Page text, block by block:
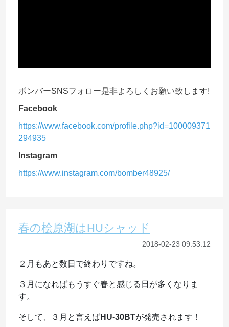
ボンバーSNSフォロー是非よろしくお願い致します!
Facebook
https://www.facebook.com/profile.php?id=100009371
294935
Instagram
https://www.instagram.com/bomber48925/
春の桧原湖はHUシャッド
2018-02-23 09:53:12
２月もあと数日で終わりですね。
３月になればもうすぐ春と感じる日が多くなりま
す。
そして、３月と言えばHU-30BTが発売されます！